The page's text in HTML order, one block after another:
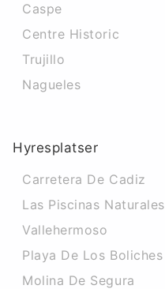
Caspe
Centre Historic
Trujillo
Nagueles
Hyresplatser
Carretera De Cadiz
Las Piscinas Naturales
Vallehermoso
Playa De Los Boliches
Molina De Segura